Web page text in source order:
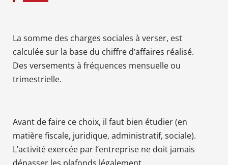
La somme des charges sociales à verser, est
calculée sur la base du chiffre d’affaires réalisé.
Des versements à fréquences mensuelle ou
trimestrielle.
Avant de faire ce choix, il faut bien étudier (en
matière fiscale, juridique, administratif, sociale).
L’activité exercée par l’entreprise ne doit jamais